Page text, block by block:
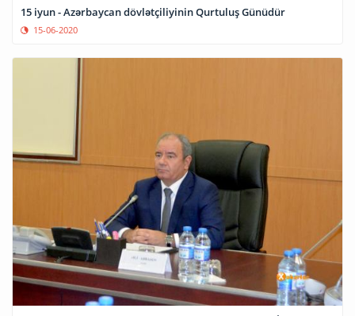
15 iyun - Azərbaycan dövlətçiliyinin Qurtuluş Günüdür
15-06-2020